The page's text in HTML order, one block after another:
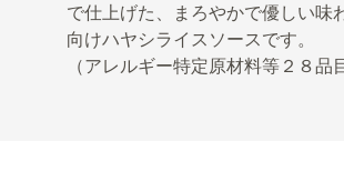
で仕上げた、まろやかで優しい味
向けハヤシライスソースです。
（アレルギー特定原材料等２８品